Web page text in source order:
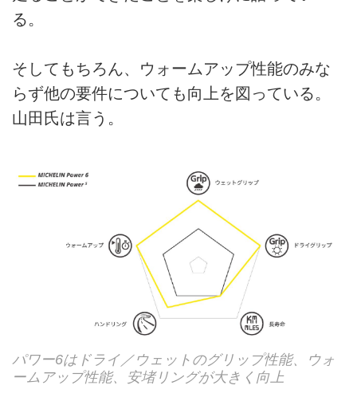
る。
そしてもちろん、ウォームアップ性能のみな
らず他の要件についても向上を図っている。
山田氏は言う。
パワー6はドライ／ウェットのグリップ性能、ウォ
ームアップ性能、安堵リングが大きく向上